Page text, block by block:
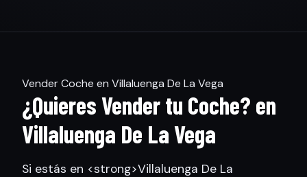
Vender Coche en Villaluenga De La Vega
¿Quieres Vender tu Coche? en
Villaluenga De La Vega
Si estás en <strong>Villaluenga De La